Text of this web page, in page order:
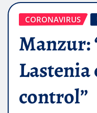
CORONAVIRUS
Manzur:
Lastenia
control”